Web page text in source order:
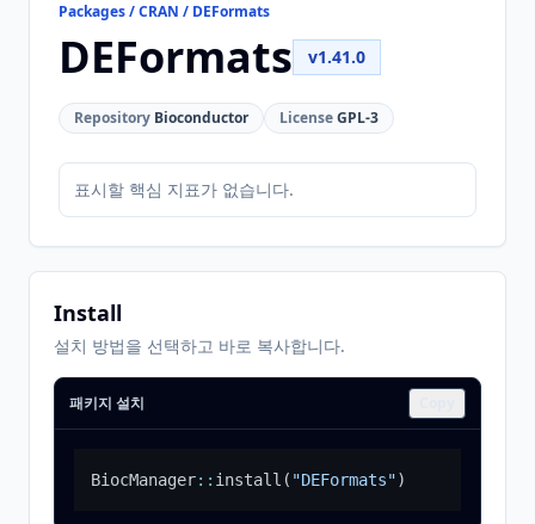
Packages / CRAN / DEFormats
DEFormats v1.41.0
Repository Bioconductor LicenseGPL-3
표시할 핵심 지표가 없습니다.
Install
설치 방법을 선택하고 바로 복사합니다.
패키지 설치
BiocManager:: install ( "DEFormats")